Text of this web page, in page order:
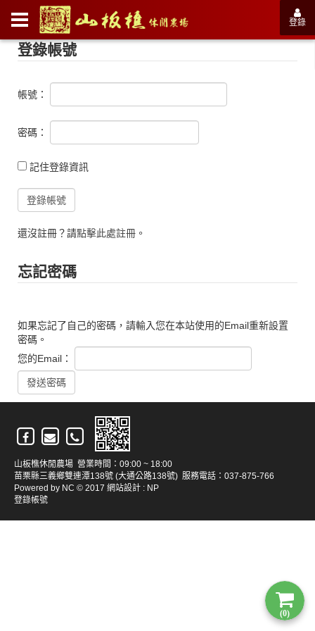
(0)
登錄
登錄帳號
帳號：
密碼：
記住登錄資訊
還沒註冊？請點擊此處註冊 。
忘記密碼
如果忘記了自己的密碼，請輸入您在本站使用的Email重新設置
密碼。
您的Email：
山板樵休閒農場 營業時間：09:00 ~ 18:00
苗栗縣三義鄉雙連潭138號 (大通公路138號) 服務電話：037-875-766
Powered by NC © 2017 網站設計 : NP
登錄帳號